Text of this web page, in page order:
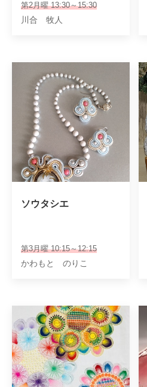
第2月曜 13:30～15:30
川合 牧人
ソウタシエ
第3月曜 10:15～12:15
かわもと のりこ